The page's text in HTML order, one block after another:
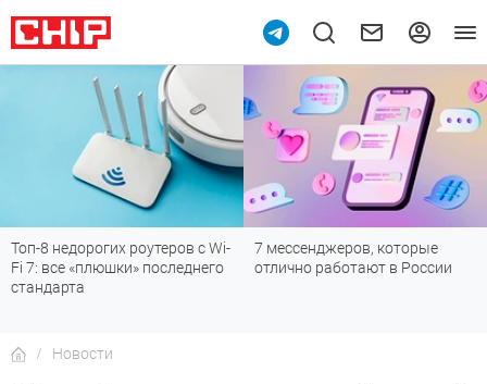
Топ-8 недорогих роутеров с Wi-
Fi 7: все «плюшки» последнего
стандарта
7 мессенджеров, которые
отлично работают в России
Новости